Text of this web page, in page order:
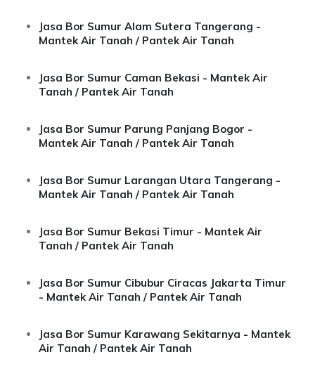
Jasa Bor Sumur Alam Sutera Tangerang -
Mantek Air Tanah / Pantek Air Tanah
Jasa Bor Sumur Caman Bekasi - Mantek Air
Tanah / Pantek Air Tanah
Jasa Bor Sumur Parung Panjang Bogor -
Mantek Air Tanah / Pantek Air Tanah
Jasa Bor Sumur Larangan Utara Tangerang -
Mantek Air Tanah / Pantek Air Tanah
Jasa Bor Sumur Bekasi Timur - Mantek Air
Tanah / Pantek Air Tanah
Jasa Bor Sumur Cibubur Ciracas Jakarta Timur
- Mantek Air Tanah / Pantek Air Tanah
Jasa Bor Sumur Karawang Sekitarnya - Mantek
Air Tanah / Pantek Air Tanah